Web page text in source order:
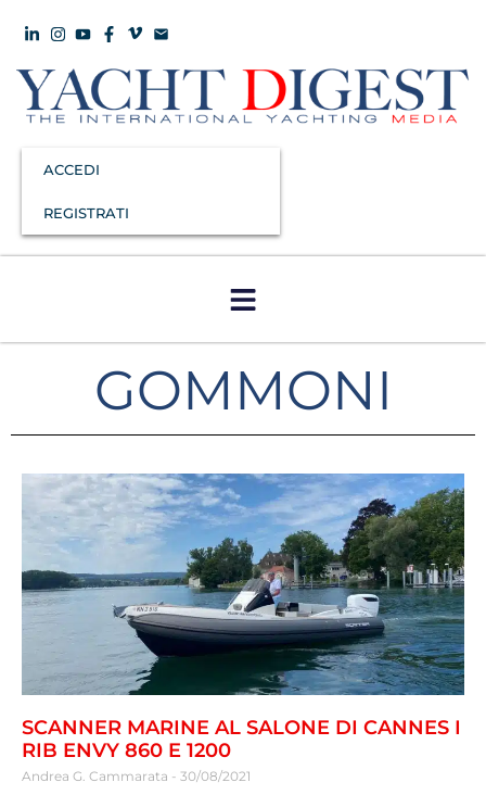
ACCEDI
REGISTRATI
GOMMONI
SCANNER MARINE AL SALONE DI CANNES I
RIB ENVY 860 E 1200
Andrea G. Cammarata 30/08/2021